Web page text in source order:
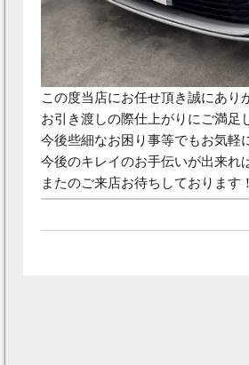
この度当店にお任せ頂き誠にあり
お引き渡しの際仕上がりにご満足
今後些細なお困り事等でもお気軽
今後のキレイのお手伝いが出来れ
またのご来店お待ちしております